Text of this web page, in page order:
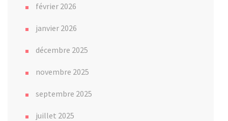
février 2026
janvier 2026
décembre 2025
novembre 2025
septembre 2025
juillet 2025